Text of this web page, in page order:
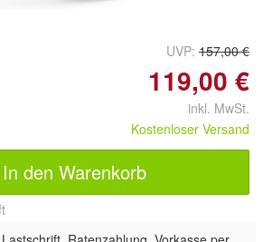
UVP: 157,00 €
119,00 €
inkl. MwSt.
Kostenloser Versand
In den Warenkorb